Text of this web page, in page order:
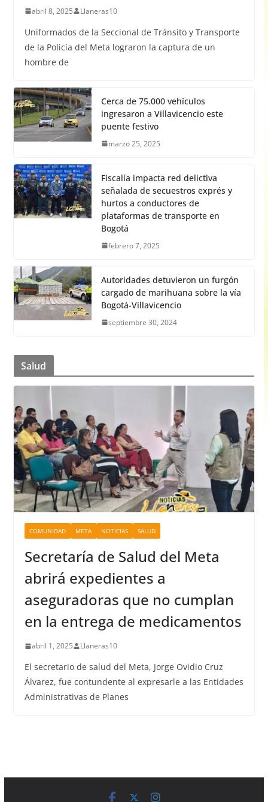
abril 8, 2025 Llaneras10
Uniformados de la Seccional de Tránsito y Transporte
de la Policía del Meta lograron la captura de un
hombre de
Cerca de 75.000 vehículos
ingresaron a Villavicencio este
puente festivo
marzo 25, 2025
Fiscalía impacta red delictiva
señalada de secuestros exprés y
hurtos a conductores de
plataformas de transporte en
Bogotá
febrero 7, 2025
Autoridades detuvieron un furgón
cargado de marihuana sobre la vía
Bogotá-Villavicencio
septiembre 30, 2024
Salud
COMUNIDAD META NOTICIAS SALUD
Secretaría de Salud del Meta
abrirá expedientes a
aseguradoras que no cumplan
en la entrega de medicamentos
abril 1, 2025 Llaneras10
El secretario de salud del Meta, Jorge Ovidio Cruz
Álvarez, fue contundente al expresarle a las Entidades
Administrativas de Planes